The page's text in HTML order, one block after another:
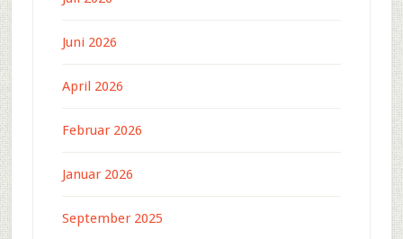
Juni 2026
April 2026
Februar 2026
Januar 2026
September 2025